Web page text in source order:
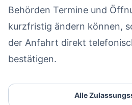
Behörden Termine und
kurzfristig ändern können,
der Anfahrt direkt
bestätigen.
Alle